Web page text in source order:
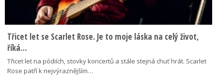
Třicet let se Scarlet Rose. Je to moje láska na celý život,
říká…
Třicet let na pódiích, stovky koncertů a stále stejná chuť hrát. Scarlet
Rose patří k nejvýraznějším…